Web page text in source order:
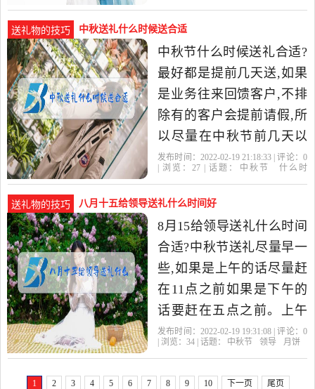
送礼物的技巧 中秋送礼什么时候送合适
中秋节什么时候送礼合适?
最好都是提前几天送,如果
是业务往来回馈客户,不排
除有的客户会提前请假,所
以尽量在中秋节前几天以
前送到客户手中,如果是亲
发布时间：2022-02-19 21:18:33 | 评论： 0
| 浏览： 27 | 话题： 中秋节
什么时
送礼物的技巧 八月十五给领导送礼什么时间好
8月15给领导送礼什么时间
合适?中秋节送礼尽量早一
些,如果是上午的话尽量赶
在11点之前如果是下午的
话要赶在五点之前。上午
11点到中午一点是午饭的
礼
发布时间：2022-02-19 19:31:08 | 评论： 0
| 浏览： 34 | 话题： 中秋节 领导 月饼
1 2 3 4 5 6 7 8 9 10 下一页 尾页